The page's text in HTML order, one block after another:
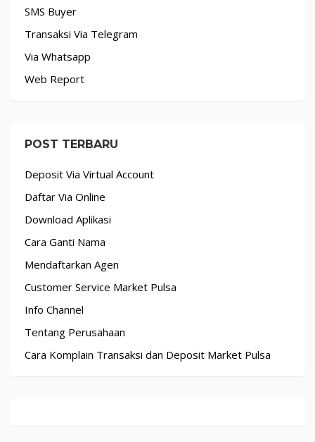
SMS Buyer
Transaksi Via Telegram
Via Whatsapp
Web Report
POST TERBARU
Deposit Via Virtual Account
Daftar Via Online
Download Aplikasi
Cara Ganti Nama
Mendaftarkan Agen
Customer Service Market Pulsa
Info Channel
Tentang Perusahaan
Cara Komplain Transaksi dan Deposit Market Pulsa